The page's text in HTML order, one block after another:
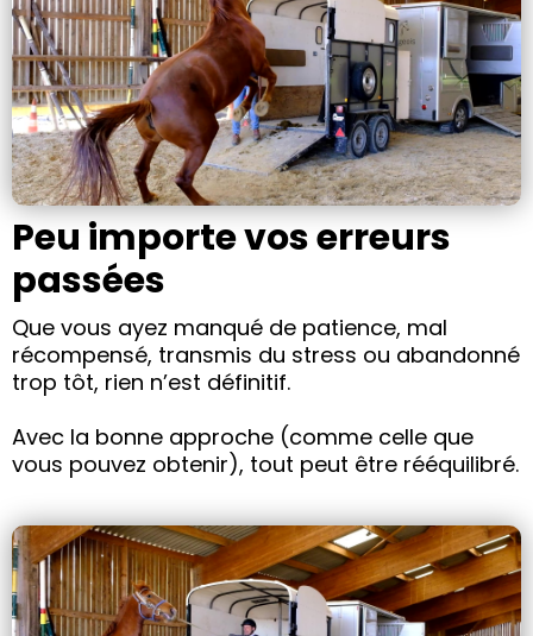
Peu importe vos erreurs
passées
Que vous ayez manqué de patience, mal
récompensé, transmis du stress ou abandonné
trop tôt, rien n’est définitif.
Avec la bonne approche (comme celle que
vous pouvez obtenir), tout peut être rééquilibré.